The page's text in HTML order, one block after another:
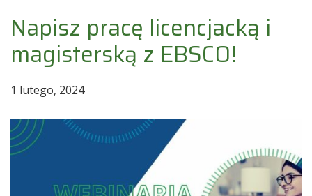
Napisz pracę licencjacką i
magisterską z EBSCO!
1 lutego, 2024